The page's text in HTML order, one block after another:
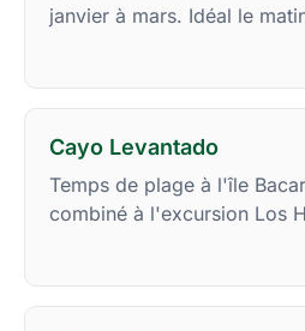
janvier à mars. Idéal le
Cayo Levantado
Temps de plage à l'île
combiné à l'excursion Los